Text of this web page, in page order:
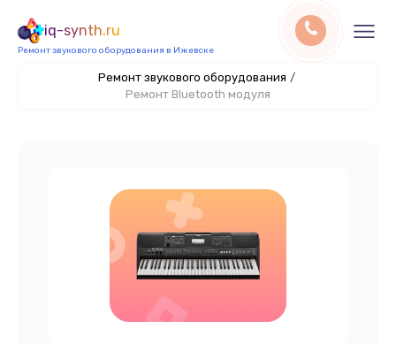
iq-synth.ru
Ремонт звукового оборудования в Ижевске
Ремонт звукового оборудования /
Ремонт Bluetooth модуля